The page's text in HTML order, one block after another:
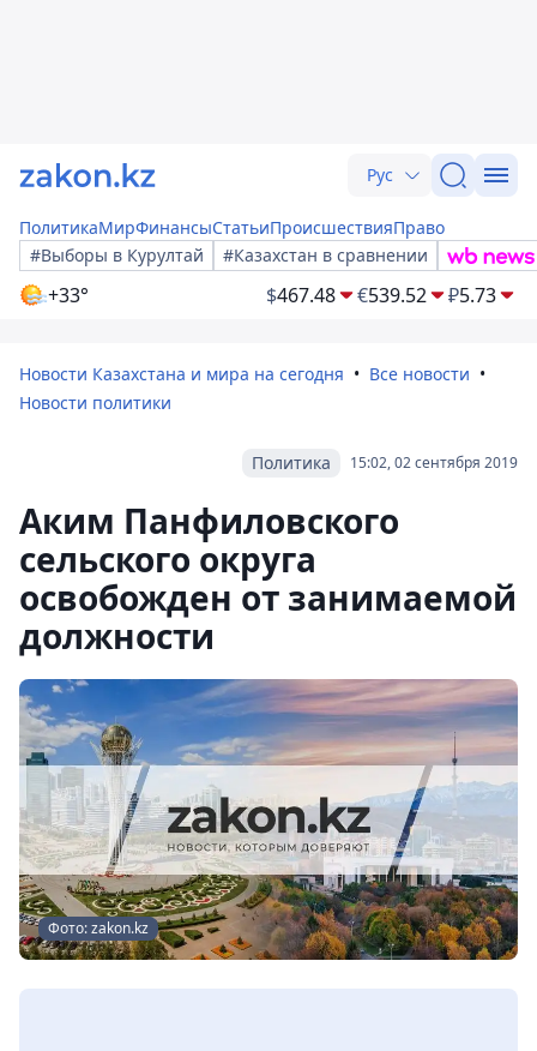
Рус
ПолитикаМирФинансыСтатьиПроисшествияПраво
#Выборы в Курултай
#Казахстан в сравнении
+33° $467.48 €539.52 ₽5.73
Новости Казахстана и мира на сегодня
Все новости
Новости политики
15:02, 02 сентября 2019
Политика
Аким Панфиловского
сельского округа
освобожден от занимаемой
должности
Фото: zakon.kz